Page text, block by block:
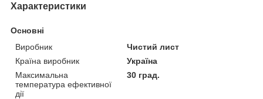
Характеристики
Основні
Виробник
Чистий лист
Країна виробник
Україна
Максимальна
температура ефективної
дії
30 град.